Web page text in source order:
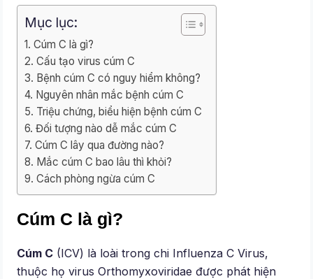
Mục lục:
Cúm C là gì?
Cấu tạo virus cúm C
Bệnh cúm C có nguy hiểm không?
Nguyên nhân mắc bệnh cúm C
Triệu chứng, biểu hiện bệnh cúm C
Đối tượng nào dễ mắc cúm C
Cúm C lây qua đường nào?
Mắc cúm C bao lâu thì khỏi?
Cách phòng ngừa cúm C
Cúm C là gì?
Cúm C (ICV) là loài trong chi Influenza C Virus,
thuộc họ virus Orthomyxoviridae được phát hiện